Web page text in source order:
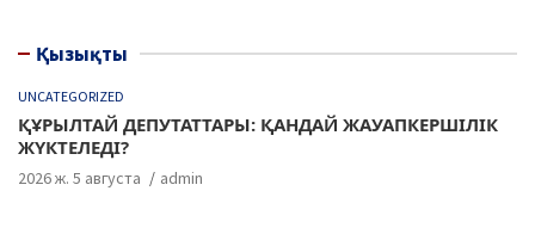
Қызықты
UNCATEGORIZED
ҚҰРЫЛТАЙ ДЕПУТАТТАРЫ: ҚАНДАЙ ЖАУАПКЕРШІЛІК
ЖҮКТЕЛЕДІ?
2026 ж. 5 августа admin